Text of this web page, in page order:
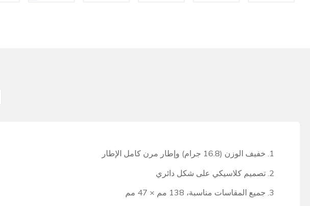
1. خفيف الوزن (16.8 جرام) وإطار مرن كامل الإطار
2. تصميم كلاسيكي على شكل دائري
3. جميع المقاسات مناسبة، 138 مم × 47 مم